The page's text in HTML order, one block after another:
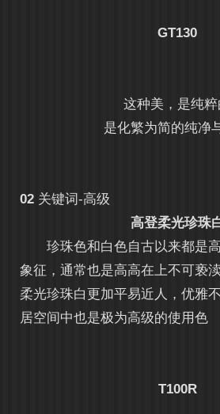
GT130
这种美，是纯粹
是化繁为简的纯净
02 关键词-高级
高登柔光珍珠
珍珠色和白色自古以来都是
象征，通常也是高高在上不可亵
柔光珍珠白更加平易近人，优雅
居空间中也是极为高级的使用色
T100R